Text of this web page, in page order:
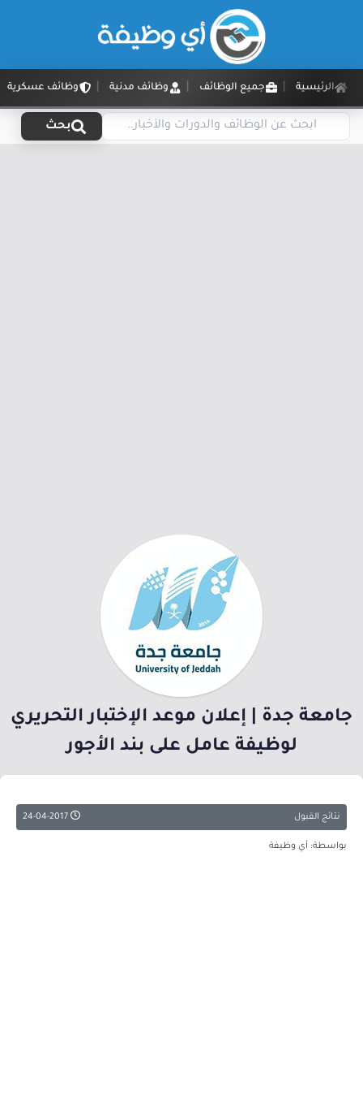
الرئيسية جميع الوظائف وظائف مدنية وظائف عسكرية
بحث
جامعة جدة | إعلان موعد الإختبار التحريري
لوظيفة عامل على بند الأجور
نتائج القبول
بواسطة: أي وظيفة